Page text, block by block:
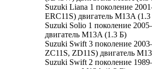
Suzuki Liana 1 поколение
ERC11S) двигатель M13A
Suzuki Solio 1 поколение
двигатель M13A (1.3 Б)
Suzuki Swift 3 поколение
ZC11S, ZD11S) двигатель
Suzuki Swift 2 поколение